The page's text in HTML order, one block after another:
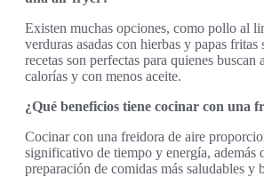
Existen muchas opciones, como pollo al
verduras asadas con hierbas y papas fritas
recetas son perfectas para quienes buscan
calorías y con menos aceite.
¿Qué beneficios tiene cocinar con una
Cocinar con una freidora de aire
significativo de tiempo y energía, además
preparación de comidas más saludables y